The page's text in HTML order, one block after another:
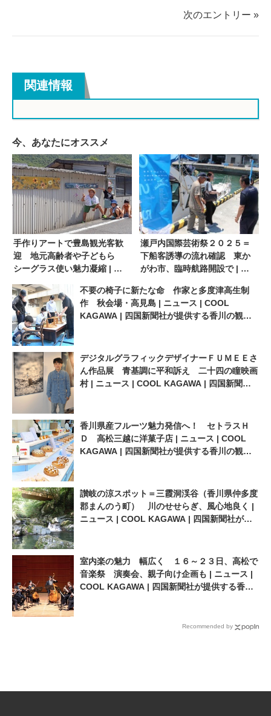
次のエントリー »
関連情報
今、あなたにオススメ
手作りアートで豊島観光客歓
迎 地元高齢者や子どもら
シーグラス使い魅力凝縮 | ニ
国新聞社が提供する香川の観
光情報サイト
瀬戸内国際芸術祭２０２５＝
下船客誘導の流れ確認 東か
がわ市、臨時航路開設で | ニ
国新聞社が提供する香川の観
光情報サイト
不要の椅子に新たな命 作家と多度津高生制
作 秋会場・高見島 | ニュース | COOL
KAGAWA | 四国新聞社が提供する香川の観光
デジタルグラフィックデザイナーＦＵＭＥＥさ
ん作品展 青基調に平和訴え 二十四の瞳映画
村 | ニュース | COOL KAGAWA | 四国新聞社
香川県産フルーツ魅力発信へ！ セトラスＨ
Ｄ 高松三越に洋菓子店 | ニュース | COOL
KAGAWA | 四国新聞社が提供する香川の観光
讃岐の涼スポット＝三霞洞渓谷（香川県仲多度
郡まんのう町） 川のせせらぎ、風心地良く |
ニュース | COOL KAGAWA | 四国新聞社が提
室内楽の魅力 幅広く １６～２３日、高松で
音楽祭 演奏会、親子向け企画も | ニュース |
COOL KAGAWA | 四国新聞社が提供する香川
Recommended by